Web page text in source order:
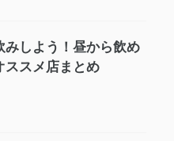
みしよう！昼から飲め
ススメ店まとめ